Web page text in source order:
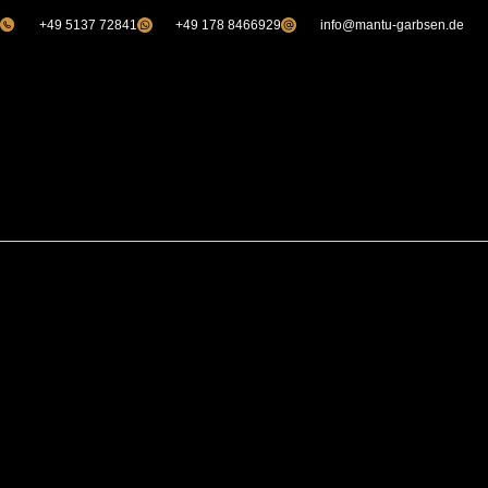
+49 5137 72841 +49 178 8466929 info@mantu-garbsen.de